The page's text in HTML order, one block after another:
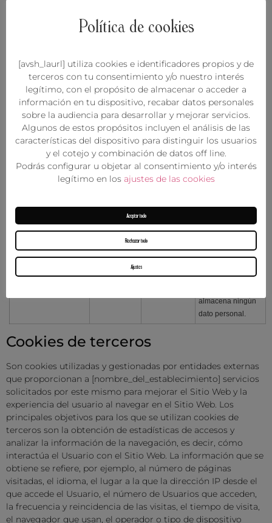
persistente 11 meses
Cookie Consent.
Las cookies se
utilizan para
almacenar el
consentimiento del
usuario para las
cookies en la
categoría
«Necesario».
viewed_cookie_policy Persistente
Cookie Consent y
almacenar si el
consentido o no el
almacena ningún
dato personal.
Cookies de terceros
Son cookies utilizadas y gestionadas por entidades externas
que proporcionan a [nombre_del_establecimiento] servicios
solicitados por este mismo para mejorar el Sitio Web y la
experiencia del usuario al navegar en el Sitio Web. Los
principales objetivos para los que se utilizan cookies de
terceros son la obtención de estadísticas de accesos y
analizar la información de la navegación, es decir, cómo
interactúa el Usuario con el Sitio Web. La información que se
obtiene se refiere, por ejemplo, al número de páginas
visitadas, el idioma, el lugar a la que la dirección IP desde el
que accede el Usuario, el número de Usuarios que acceden,
la frecuencia y reincidencia de las visitas, el tiempo de visita,
el navegador que usan, el operador o tipo de dispositivo
Política de cookies
[avsh_laurl] utiliza cookies e identificadores propios y de
terceros con tu consentimiento y/o nuestro interés
legítimo, con el propósito de almacenar o acceder a
información en tu dispositivo, recabar datos personales
sobre la audiencia para desarrollar y mejorar servicios.
Algunos de estos propósitos incluyen el análisis de las
características del dispositivo para distinguir los usuarios
y el cotejo y combinación de datos off line.
Podrás configurar u objetar al consentimiento y/o interés
legítimo en los ajustes de las cookies
Aceptar todo
Rechazar todo
Ajustes